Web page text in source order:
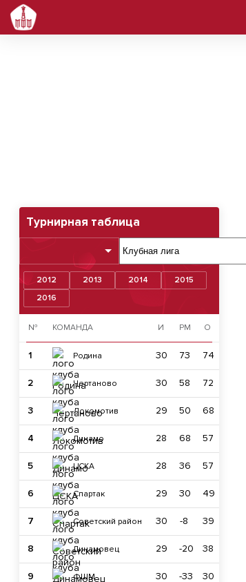
Турнирная таблица
2012 2013 2014
2015
2016
№ КОМАНДА И РМ О
1 Родина 30 73 74
2 Чертаново 30 58 72
3 Локомотив 29 50 68
4 Динамо 28 68 57
5 ЦСКА 28 36 57
6 Спартак 29 30 49
7 Советский район 30 -8 39
8 Динамовец 29 -20 38
9 ФШМ 30 -33 30